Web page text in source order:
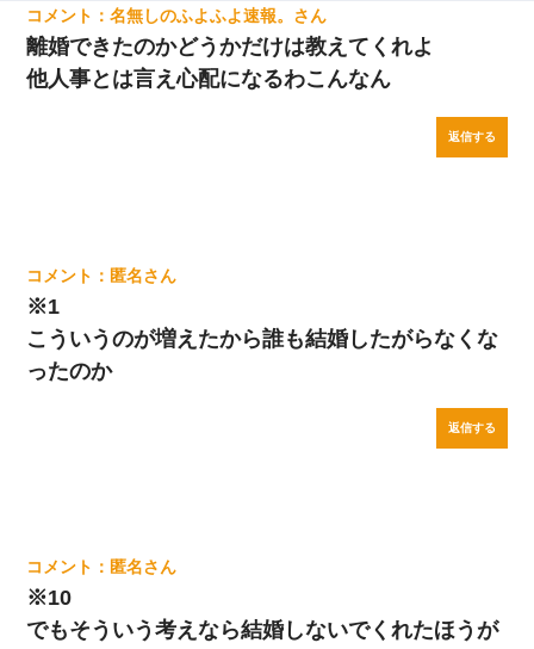
名無しのふよふよ速報。
離婚できたのかどうかだけは教えてくれよ
他人事とは言え心配になるわこんなん
返信する
匿名
※1
こういうのが増えたから誰も結婚したがらなくな
ったのか
返信する
匿名
※10
でもそういう考えなら結婚しないでくれたほうが